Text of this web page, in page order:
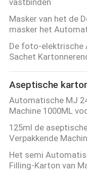
Masker van het de
masker het
De foto-elektrische
Sachet
Aseptische
Automatische MJ
Machine 1000ML
125ml de
Verpakkende
Het semi
Filling-Karton van